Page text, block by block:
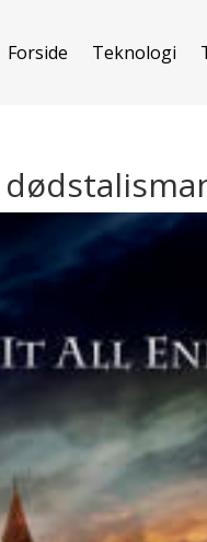
Forside Teknologi